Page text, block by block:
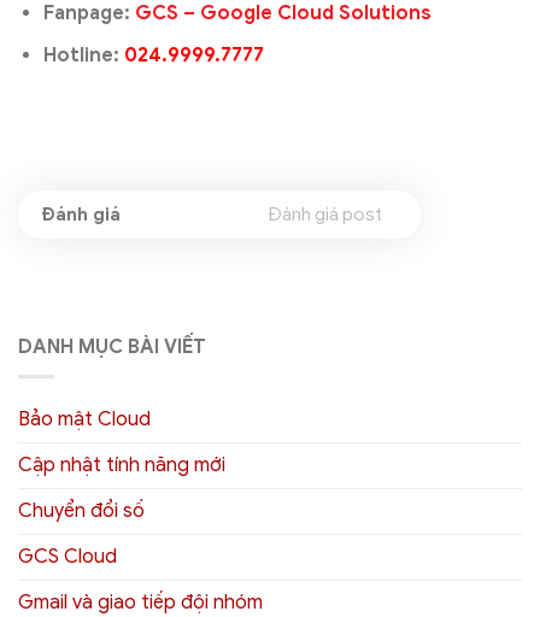
Fanpage: GCS – Google Cloud Solutions
Hotline: 024.9999.7777
Đánh giá post
DANH MỤC BÀI VIẾT
Bảo mật Cloud
Cập nhật tính năng mới
Chuyển đổi số
GCS Cloud
Gmail và giao tiếp đội nhóm